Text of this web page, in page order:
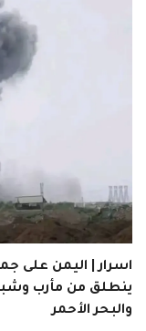
اسرار | اليمن على
ينطلق من مأرب
والبحر الأحمر